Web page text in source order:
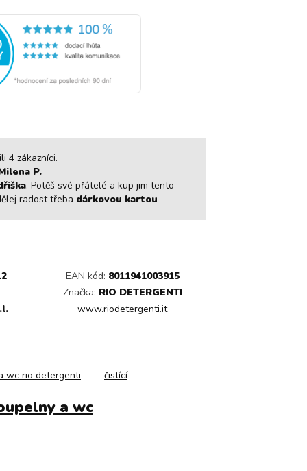
4 zákazníci.
P.
. Potěš své přátelé a kup jim tento
radost třeba dárkovou kartou
EAN kód: 8011941003915
Značka: RIO DETERGENTI
www.riodetergenti.it
wc rio detergenti čistící
a wc